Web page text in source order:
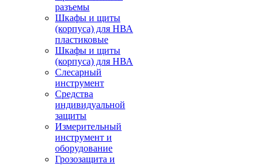
разъемы
Шкафы и щиты
(корпуса) для НВА
пластиковые
Шкафы и щиты
(корпуса) для НВА
Слесарный
инструмент
Средства
индивидуальной
защиты
Измерительный
инструмент и
оборудование
Грозозащита и